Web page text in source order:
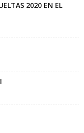
2020 EN EL